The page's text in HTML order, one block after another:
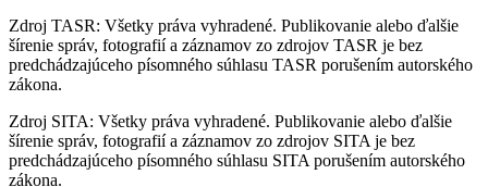
Zdroj TASR: Všetky práva vyhradené. Publikovanie alebo ďalšie
šírenie správ, fotografií a záznamov zo zdrojov TASR je bez
predchádzajúceho písomného súhlasu TASR porušením autorského
zákona.
Zdroj SITA: Všetky práva vyhradené. Publikovanie alebo ďalšie
šírenie správ, fotografií a záznamov zo zdrojov SITA je bez
predchádzajúceho písomného súhlasu SITA porušením autorského
zákona.